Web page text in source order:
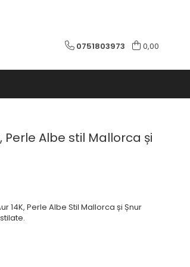
0751803973 0,00
Perle Albe stil Mallorca și
Perle Albe Stil Mallorca și Șnur